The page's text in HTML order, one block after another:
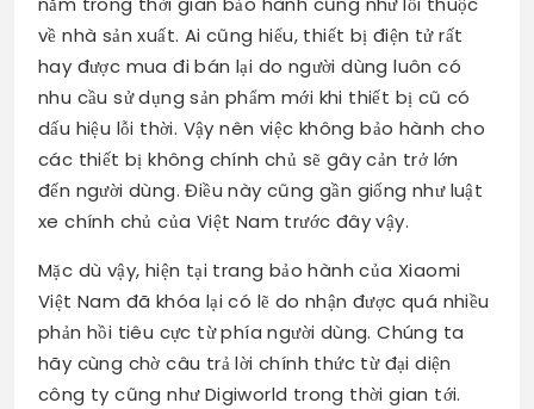
về nhà sản xuất. Ai cũng hiểu, thiết bị điện tử rất
hay được mua đi bán lại do người dùng luôn có
nhu cầu sử dụng sản phẩm mới khi thiết bị cũ có
dấu hiệu lỗi thời. Vậy nên việc không bảo hành cho
các thiết bị không chính chủ sẽ gây cản trở lớn
đến người dùng. Điều này cũng gần giống như luật
xe chính chủ của Việt Nam trước đây vậy.
Mặc dù vậy, hiện tại trang bảo hành của Xiaomi
Việt Nam đã khóa lại có lẽ do nhận được quá nhiều
phản hồi tiêu cực từ phía người dùng. Chúng ta
hãy cùng chờ câu trả lời chính thức từ đại diện
công ty cũng như Digiworld trong thời gian tới.